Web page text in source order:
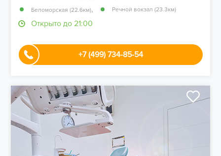
Беломорская (22.6км), Речной вокзал (23.3км)
Открыто до 21:00
+7 (499) 734-85-54